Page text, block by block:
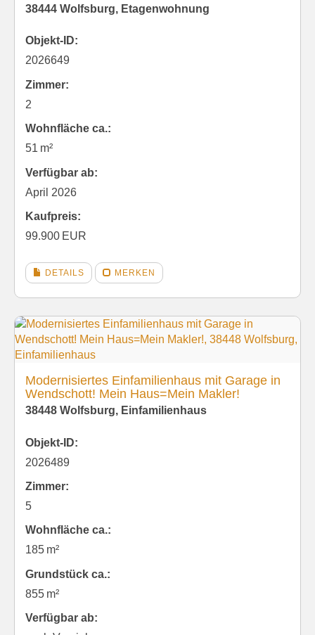
38444 Wolfsburg, Etagenwohnung
Objekt-ID:
2026649
Zimmer:
2
Wohnfläche ca.:
51 m²
Verfügbar ab:
April 2026
Kaufpreis:
99.900 EUR
DETAILS MERKEN
Modernisiertes Einfamilienhaus mit Garage in
Wendschott! Mein Haus=Mein Makler!
38448 Wolfsburg, Einfamilienhaus
Objekt-ID:
2026489
Zimmer:
5
Wohnfläche ca.:
185 m²
Grund­stück ca.:
855 m²
Verfügbar ab: